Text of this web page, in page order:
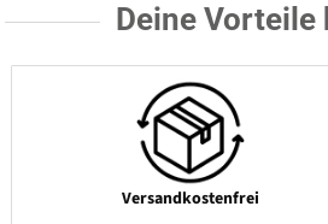
Deine Vorteile
Versandkostenfrei